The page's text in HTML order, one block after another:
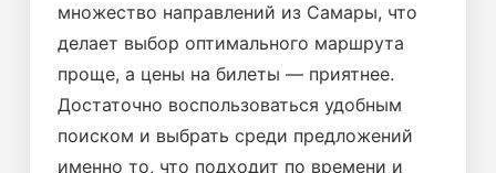
множество направлений из Самары, что
делает выбор оптимального маршрута
проще, а цены на билеты — приятнее.
Достаточно воспользоваться удобным
поиском и выбрать среди предложений
именно то, что подходит по времени и